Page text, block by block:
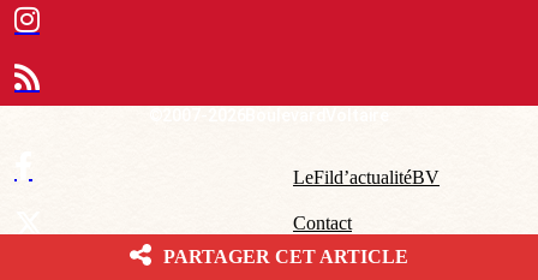
Le Fil d’actualité BV
Contact
Qui sommes-nous ?
PARTAGER CET ARTICLE